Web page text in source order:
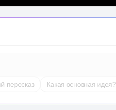
пересказ Какая основная идея?